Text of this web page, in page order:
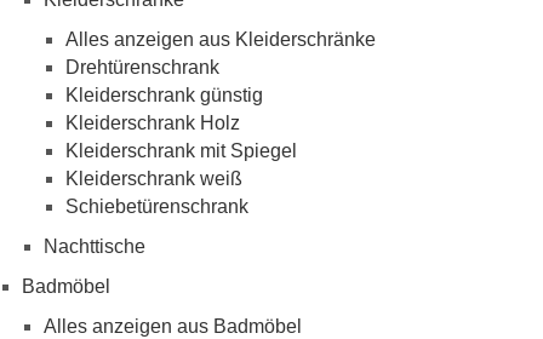
Alles anzeigen aus Kleiderschränke
Drehtürenschrank
Kleiderschrank günstig
Kleiderschrank Holz
Kleiderschrank mit Spiegel
Kleiderschrank weiß
Schiebetürenschrank
Nachttische
Badmöbel
Alles anzeigen aus Badmöbel